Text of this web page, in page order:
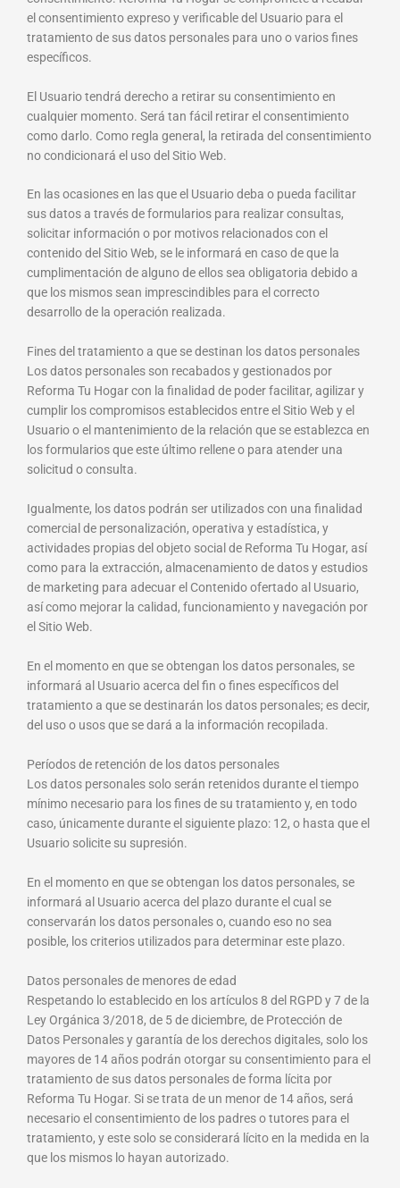
el consentimiento expreso y verificable del Usuario para el
tratamiento de sus datos personales para uno o varios fines
específicos.
El Usuario tendrá derecho a retirar su consentimiento en
cualquier momento. Será tan fácil retirar el consentimiento
como darlo. Como regla general, la retirada del consentimiento
no condicionará el uso del Sitio Web.
En las ocasiones en las que el Usuario deba o pueda facilitar
sus datos a través de formularios para realizar consultas,
solicitar información o por motivos relacionados con el
contenido del Sitio Web, se le informará en caso de que la
cumplimentación de alguno de ellos sea obligatoria debido a
que los mismos sean imprescindibles para el correcto
desarrollo de la operación realizada.
Fines del tratamiento a que se destinan los datos personales
Los datos personales son recabados y gestionados por
Reforma Tu Hogar con la finalidad de poder facilitar, agilizar y
cumplir los compromisos establecidos entre el Sitio Web y el
Usuario o el mantenimiento de la relación que se establezca en
los formularios que este último rellene o para atender una
solicitud o consulta.
Igualmente, los datos podrán ser utilizados con una finalidad
comercial de personalización, operativa y estadística, y
actividades propias del objeto social de Reforma Tu Hogar, así
como para la extracción, almacenamiento de datos y estudios
de marketing para adecuar el Contenido ofertado al Usuario,
así como mejorar la calidad, funcionamiento y navegación por
el Sitio Web.
En el momento en que se obtengan los datos personales, se
informará al Usuario acerca del fin o fines específicos del
tratamiento a que se destinarán los datos personales; es decir,
del uso o usos que se dará a la información recopilada.
Períodos de retención de los datos personales
Los datos personales solo serán retenidos durante el tiempo
mínimo necesario para los fines de su tratamiento y, en todo
caso, únicamente durante el siguiente plazo: 12, o hasta que el
Usuario solicite su supresión.
En el momento en que se obtengan los datos personales, se
informará al Usuario acerca del plazo durante el cual se
conservarán los datos personales o, cuando eso no sea
posible, los criterios utilizados para determinar este plazo.
Datos personales de menores de edad
Respetando lo establecido en los artículos 8 del RGPD y 7 de la
Ley Orgánica 3/2018, de 5 de diciembre, de Protección de
Datos Personales y garantía de los derechos digitales, solo los
mayores de 14 años podrán otorgar su consentimiento para el
tratamiento de sus datos personales de forma lícita por
Reforma Tu Hogar. Si se trata de un menor de 14 años, será
necesario el consentimiento de los padres o tutores para el
tratamiento, y este solo se considerará lícito en la medida en la
que los mismos lo hayan autorizado.